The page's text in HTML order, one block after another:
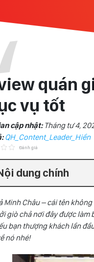
quán
vụ tốt
cập nhật: Tháng tư 4,
QH_Content_Leader_Hiền
Đánh giá
dung chính
Minh Châu – cái tên
giò chả nơi đây được
bạn thượng khách lần
nó nhé!